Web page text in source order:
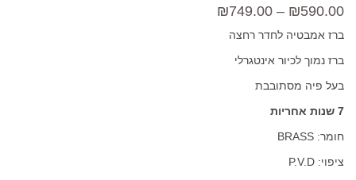
₪590.00
–
₪749.00
ברז אמבטיה לחדר רחצה
ברז נמוך לכיור אינטגרלי
בעל פיה מסתובבת
7 שנות אחריות
חומר: BRASS
ציפוי: P.V.D